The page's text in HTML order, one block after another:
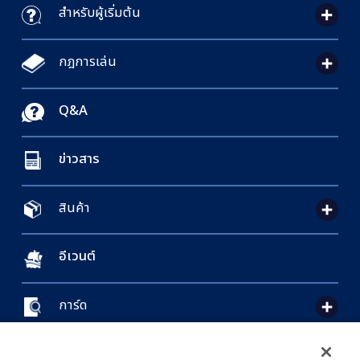
สำหรับผู้เริ่มต้น
กฎการเล่น
Q&A
ข่าวสาร
สินค้า
อีเวนต์
การ์ด
GLOBAL ENTRANCE